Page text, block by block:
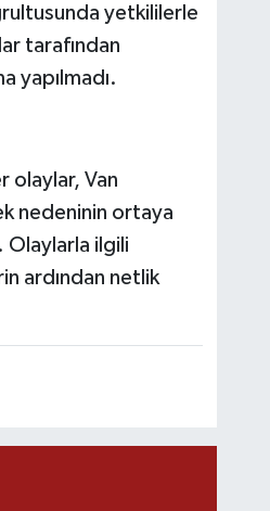
yetkililerle
tarafından
yapılmadı.
olaylar, Van
nedeninin ortaya
Olaylarla ilgili
ardından netlik